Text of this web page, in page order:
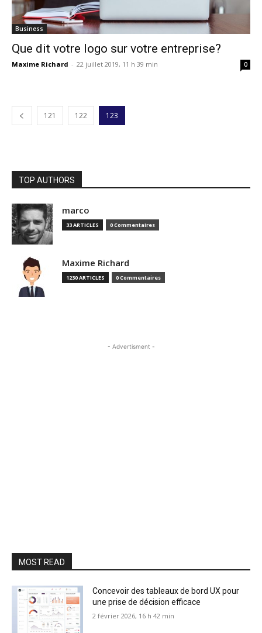
Business
Que dit votre logo sur votre entreprise?
Maxime Richard - 22 juillet 2019, 11 h 39 min 0
121 122 123
TOP AUTHORS
marco
33 ARTICLES 0 Commentaires
Maxime Richard
1230 ARTICLES 0 Commentaires
- Advertisment -
MOST READ
Concevoir des tableaux de bord UX pour
une prise de décision efficace
2 février 2026, 16 h 42 min